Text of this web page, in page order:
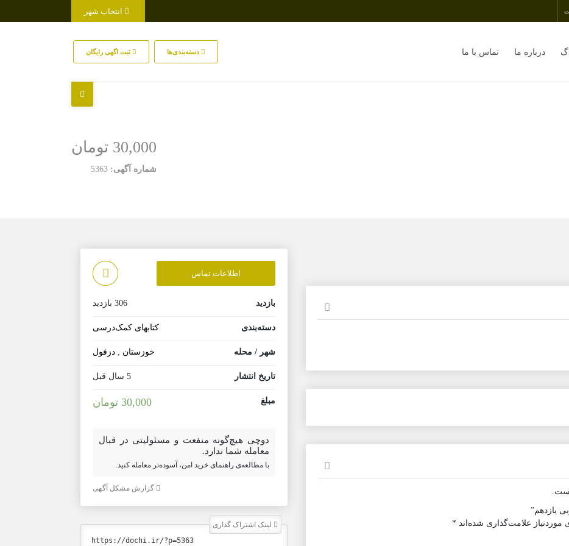
درباره ما تماس با ما دسته‌بندی‌ها ثبت اگهی رایگان
30,000 تومان
شماره آگهی: 5363
یازدهم”
علامت‌گذاری شده‌اند *
اطلاعات تماس
بازدید 306 بازدید
دسته‌بندی کتابهای کمک‌درسی
شهر / محله خوزستان دزفول
تاریخ انتشار 5 سال قبل
مبلغ 30,000 تومان
دوچی هیچ‌گونه منفعت و مسئولیتی در قبال
معامله شما ندارد.
با مطالعه‌ی راهنمای خرید امن، آسوده‌تر معامله کنید.
گزارش مشکل آگهی
لینک اشتراک گذاری